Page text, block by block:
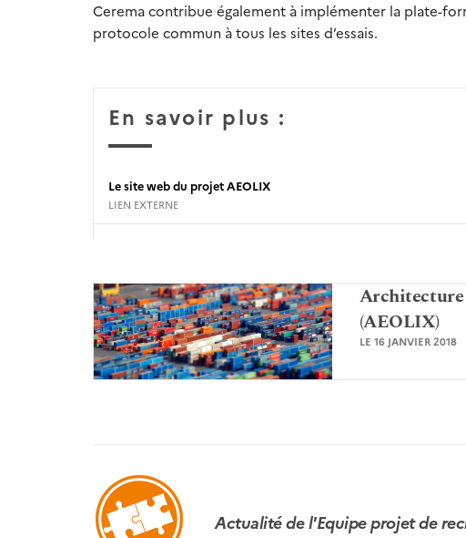
Cerema contribue également à implémenter la plate-
protocole commun à tous les sites d’essais.
En savoir plus :
Le site web du projet AEOLIX
LIEN EXTERNE
(AEOLIX)
LE 16 JANVIER 2018
Actualité de l'Equipe projet de